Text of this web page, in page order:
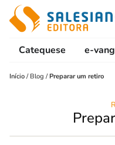
Catequese e-
Início / Blog /Preparar um retiro